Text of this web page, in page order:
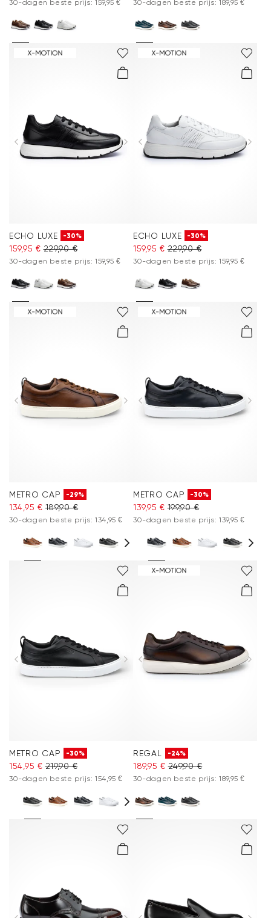
30-dagen beste prijs: 159,95 € 30-dagen beste prijs: 189,95 €
ECHO LUXE -30%
159,95 € 229,90 €
30-dagen beste prijs: 159,95 €
ECHO LUXE -30%
159,95 € 229,90 €
30-dagen beste prijs: 159,95 €
METRO CAP -29%
134,95 € 189,90 €
30-dagen beste prijs: 134,95 €
METRO CAP -30%
139,95 € 199,90 €
30-dagen beste prijs: 139,95 €
METRO CAP -30%
154,95 € 219,90 €
30-dagen beste prijs: 154,95 €
REGAL -24%
189,95 € 249,90 €
30-dagen beste prijs: 189,95 €